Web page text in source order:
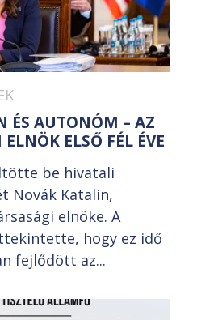
ÉS AUTONÓM – AZ
ELSŐ FÉL ÉVE
be hivatali
Novák Katalin,
elnöke. A
hogy ez idő
fejlődött az...